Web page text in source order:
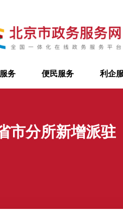
务 便民服务 利企
市分所新增派驻